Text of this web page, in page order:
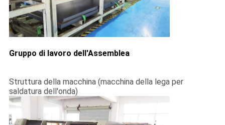
CONTATTICI
NOTIZIE
RICHIEDA
UNA
CITAZIONE
Gruppo di lavoro dell'Assemblea
Struttura della macchina (macchina della lega per
saldatura dell'onda)